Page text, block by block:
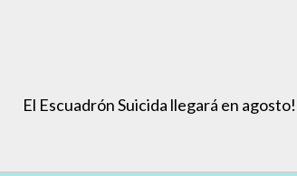
El Escuadrón Suicida llegará en agosto!